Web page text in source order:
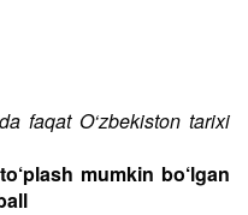
faqat O‘zbekiston tarixi
mumkin bo‘lgan